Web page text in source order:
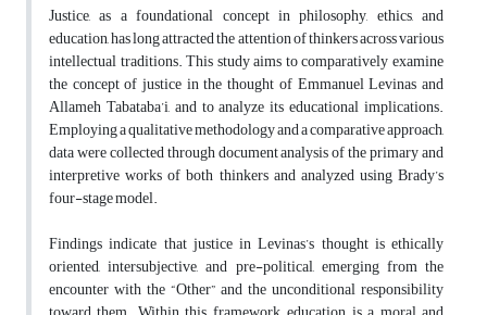
Justice, as a foundational concept in philosophy, ethics, and
education, has long attracted the attention of thinkers across various
intellectual traditions. This study aims to comparatively examine
the concept of justice in the thought of Emmanuel Levinas and
Allameh Tabataba’i, and to analyze its educational implications.
Employing a qualitative methodology and a comparative approach,
data were collected through document analysis of the primary and
interpretive works of both thinkers and analyzed using Brady’s
four-stage model.
Findings indicate that justice in Levinas’s thought is ethically
oriented, intersubjective, and pre-political, emerging from the
encounter with the “Other” and the unconditional responsibility